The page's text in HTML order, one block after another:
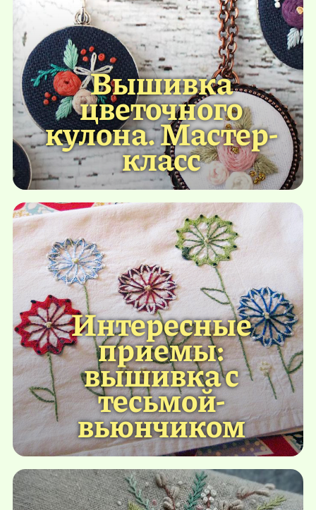
Вышивка
цветочного
кулона. Мастер-
класс
Интересные
приемы:
вышивка с
тесьмой-
вьюнчиком